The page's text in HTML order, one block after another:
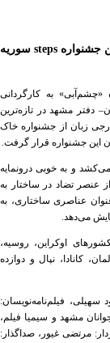
فیلم کوتاه «چشم‌آبی» جایزه ویژه هیأت داوران چهارمین جشنواره steps سوریه
«چشم‌آبی» به کارگردانی
دفتر مشهد در تازه‌ترین
زبان از جشنواره خاک
این جشنواره قرار گرفت.
و به خوبی درونمایه
عنصر تضاد در ساختار به
عناصری ساختاری، به
می‌دهد.
اوکراین، روسیه،
کانادا، نپال و دوازده
سهیلی، فیلم‌نامه‌نویسان:
مشهد و سیمیا فیلم،
مرتضی غیور، صداگذار: